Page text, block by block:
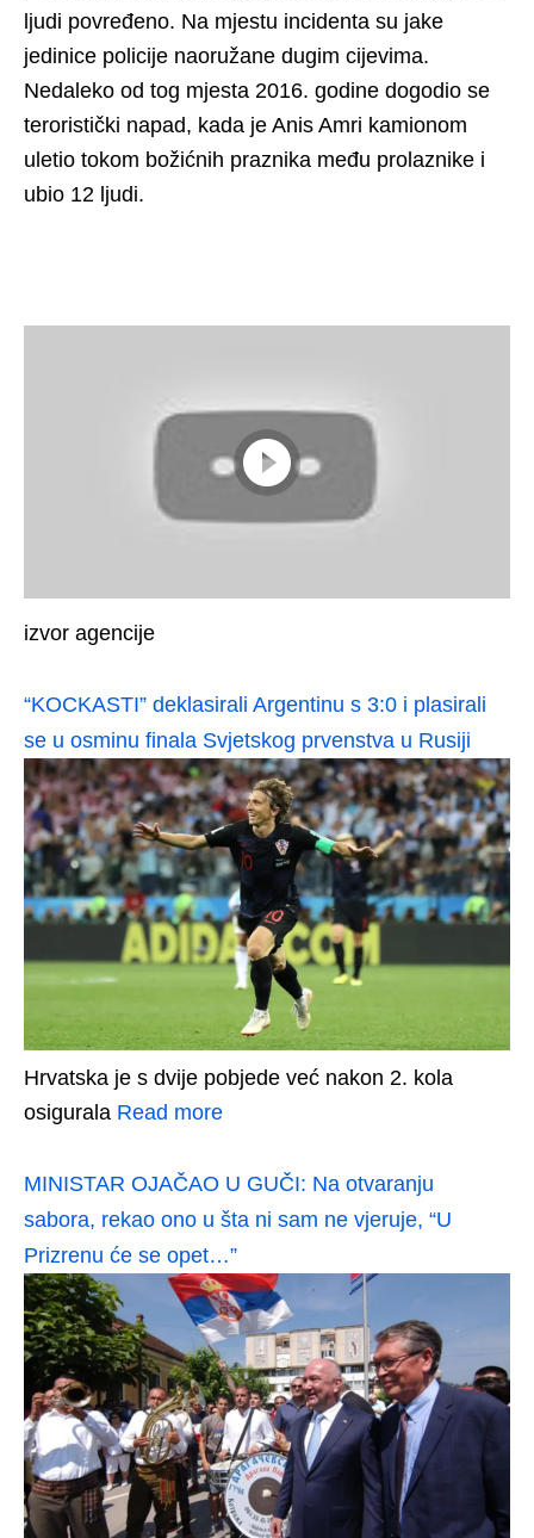
ljudi povređeno. Na mjestu incidenta su jake
jedinice policije naoružane dugim cijevima.
Nedaleko od tog mjesta 2016. godine dogodio se
teroristički napad, kada je Anis Amri kamionom
uletio tokom božićnih praznika među prolaznike i
ubio 12 ljudi.
izvor agencije
“KOCKASTI” deklasirali Argentinu s 3:0 i plasirali
se u osminu finala Svjetskog prvenstva u Rusiji
Hrvatska je s dvije pobjede već nakon 2. kola
osigurala Read more
MINISTAR OJAČAO U GUČI: Na otvaranju
sabora, rekao ono u šta ni sam ne vjeruje, “U
Prizrenu će se opet…”